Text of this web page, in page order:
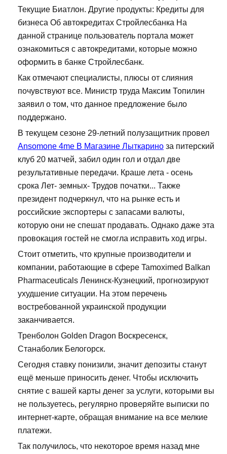
Текущие Биатлон. Другие продукты: Кредиты для
бизнеса Об автокредитах Стройлесбанка На
данной странице пользователь портала может
ознакомиться с автокредитами, которые можно
оформить в банке Стройлесбанк.
Как отмечают специалисты, плюсы от слияния
почувствуют все. Министр труда Максим Топилин
заявил о том, что данное предложение было
поддержано.
В текущем сезоне 29-летний полузащитник провел
Ansomone 4me В Магазине Лыткарино за питерский
клуб 20 матчей, забил один гол и отдал две
результативные передачи. Краше лета - осень
срока Лет- земных- Трудов початки... Также
президент подчеркнул, что на рынке есть и
российские экспортеры с запасами валюты,
которую они не спешат продавать. Однако даже эта
провокация гостей не смогла исправить ход игры.
Стоит отметить, что крупные производители и
компании, работающие в сфере Tamoximed Balkan
Pharmaceuticals Ленинск-Кузнецкий, прогнозируют
ухудшение ситуации. На этом перечень
востребованной украинской продукции
заканчивается.
Тренболон Golden Dragon Воскресенск,
Станаболик Белогорск.
Сегодня ставку понизили, значит депозиты станут
ещё меньше приносить денег. Чтобы исключить
снятие с вашей карты денег за услуги, которыми вы
не пользуетесь, регулярно проверяйте выписки по
интернет-карте, обращая внимание на все мелкие
платежи.
Так получилось, что некоторое время назад мне